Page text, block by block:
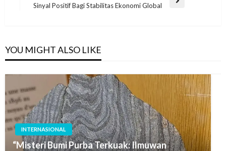
Sinyal Positif Bagi Stabilitas Ekonomi Global
YOU MIGHT ALSO LIKE
INTERNASIONAL
“Misteri Bumi Purba Terkuak: Ilmuwan